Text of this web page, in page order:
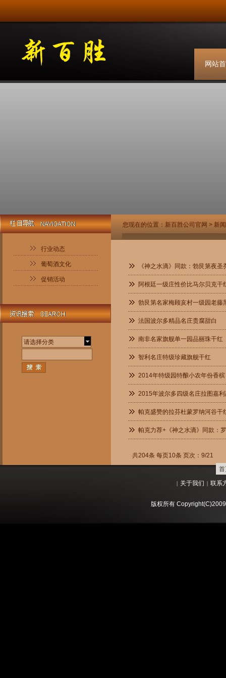
网站
请选择分类
行业动态
葡萄酒文化
促销活动
您现在的位置： 新百胜公司官网 > 新
《神之水滴》同款：勃艮第夜
阿根廷一级庄性价比马尔贝克干
勃艮第名家梅顾亥村一级园老藤
法国波尔多精品名庄贵腐甜白
南非名家旗舰单一园品丽珠干红
智利名庄特级珍藏旗舰干红
2014年特级园特酿小农年份香槟
2015年波尔多四级名庄拉图嘉
帕克盛赞的拉芬杜蒙罗纳河谷干
帕克力荐+《神之水滴》同款：
共204条 每页10条 页次：9/21
| 关于我们 | 联系
版权所有